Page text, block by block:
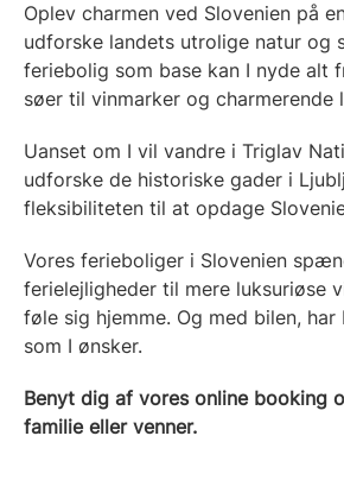
Oplev charmen ved Slovenien på
udforske landets utrolige natur og
feriebolig som base kan I nyde alt
søer til vinmarker og charmerende
Uanset om I vil vandre i Triglav
udforske de historiske gader i
fleksibiliteten til at opdage
Vores ferieboliger i Slovenien
ferielejligheder til mere luksuriøse
føle sig hjemme. Og med bilen,
som I ønsker.
Benyt dig af vores online booking
familie eller venner.